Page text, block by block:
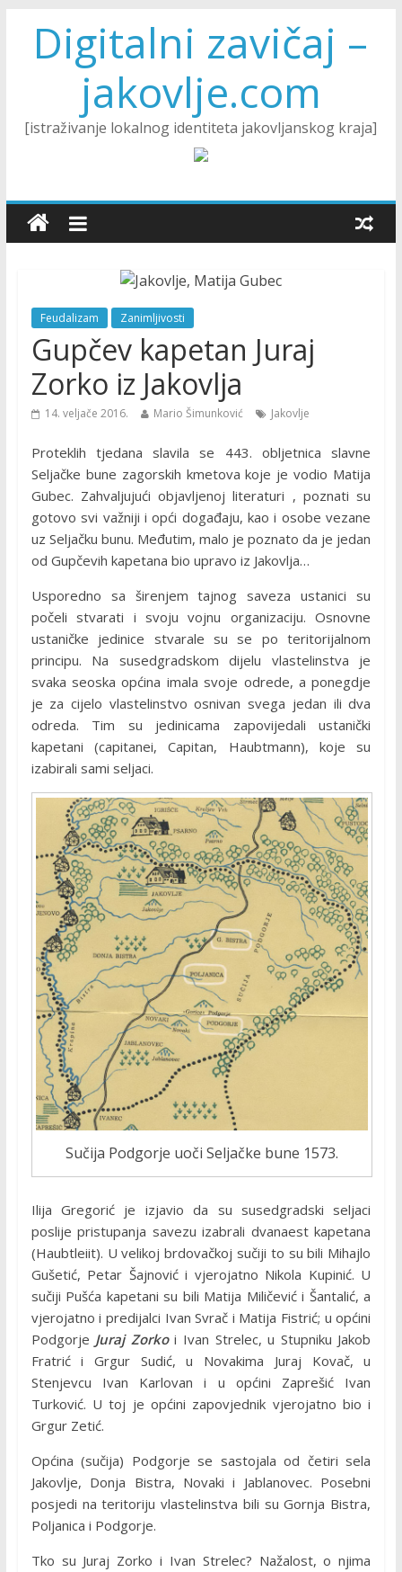
Digitalni zavičaj –
jakovlje.com
[istraživanje lokalnog identiteta jakovljanskog kraja]
Feudalizam Zanimljivosti
Gupčev kapetan Juraj
Zorko iz Jakovlja
14. veljače 2016. Mario Šimunković Jakovlje
Proteklih tjedana slavila se 443. obljetnica slavne
Seljačke bune zagorskih kmetova koje je vodio Matija
Gubec. Zahvaljujući objavljenoj literaturi , poznati su
gotovo svi važniji i opći događaju, kao i osobe vezane
uz Seljačku bunu. Međutim, malo je poznato da je jedan
od Gupčevih kapetana bio upravo iz Jakovlja…
Usporedno sa širenjem tajnog saveza ustanici su
počeli stvarati i svoju vojnu organizaciju. Osnovne
ustaničke jedinice stvarale su se po teritorijalnom
principu. Na susedgradskom dijelu vlastelinstva je
svaka seoska općina imala svoje odrede, a ponegdje
je za cijelo vlastelinstvo osnivan svega jedan ili dva
odreda. Tim su jedinicama zapovijedali ustanički
kapetani (capitanei, Capitan, Haubtmann), koje su
izabirali sami seljaci.
Sučija Podgorje uoči Seljačke bune 1573.
Ilija Gregorić je izjavio da su susedgradski seljaci
poslije pristupanja savezu izabrali dvanaest kapetana
(Haubtleiit). U velikoj brdovačkoj sučiji to su bili Mihajlo
Gušetić, Petar Šajnović i vjerojatno Nikola Kupinić. U
sučiji Pušća kapetani su bili Matija Miličević i Šantalić, a
vjerojatno i predijalci Ivan Svrač i Matija Fistrić; u općini
Podgorje Juraj Zorkoi Ivan Strelec, u Stupniku Jakob
Fratrić i Grgur Sudić, u Novakima Juraj Kovač, u
Stenjevcu Ivan Karlovan i u općini Zaprešić Ivan
Turković. U toj je općini zapovjednik vjerojatno bio i
Grgur Zetić.
Općina (sučija) Podgorje se sastojala od četiri sela
Jakovlje, Donja Bistra, Novaki i Jablanovec. Posebni
posjedi na teritoriju vlastelinstva bili su Gornja Bistra,
Poljanica i Podgorje.
Tko su Juraj Zorko i Ivan Strelec? Nažalost, o njima